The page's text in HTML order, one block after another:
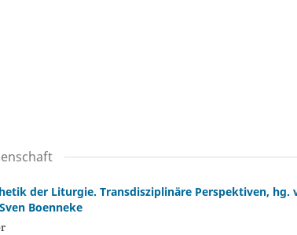
der Liturgie. Transdisziplinäre Perspektiven, hg.
Boenneke